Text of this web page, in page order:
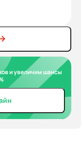
и увеличим шансы